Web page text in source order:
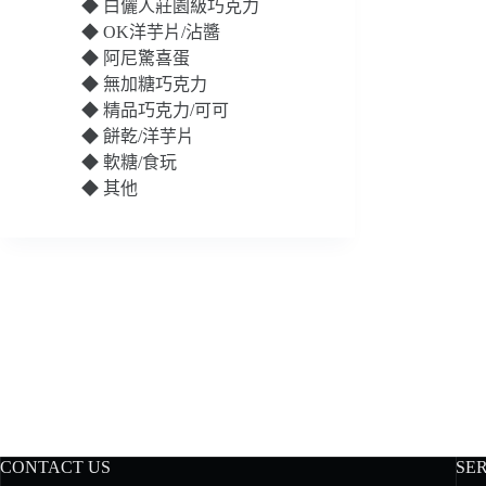
◆ 白儷人莊園級巧克力
◆ OK洋芋片/沾醬
◆ 阿尼驚喜蛋
◆ 無加糖巧克力
◆ 精品巧克力/可可
◆ 餅乾/洋芋片
◆ 軟糖/食玩
◆ 其他
CONTACT US